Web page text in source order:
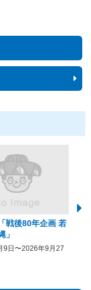
戦後80年企画 若
」
9日〜2026年9月27